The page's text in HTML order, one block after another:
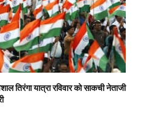
यात्रा रविवार को साकची नेताजी